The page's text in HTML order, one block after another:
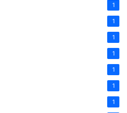
1
1
1
1
1
1
1